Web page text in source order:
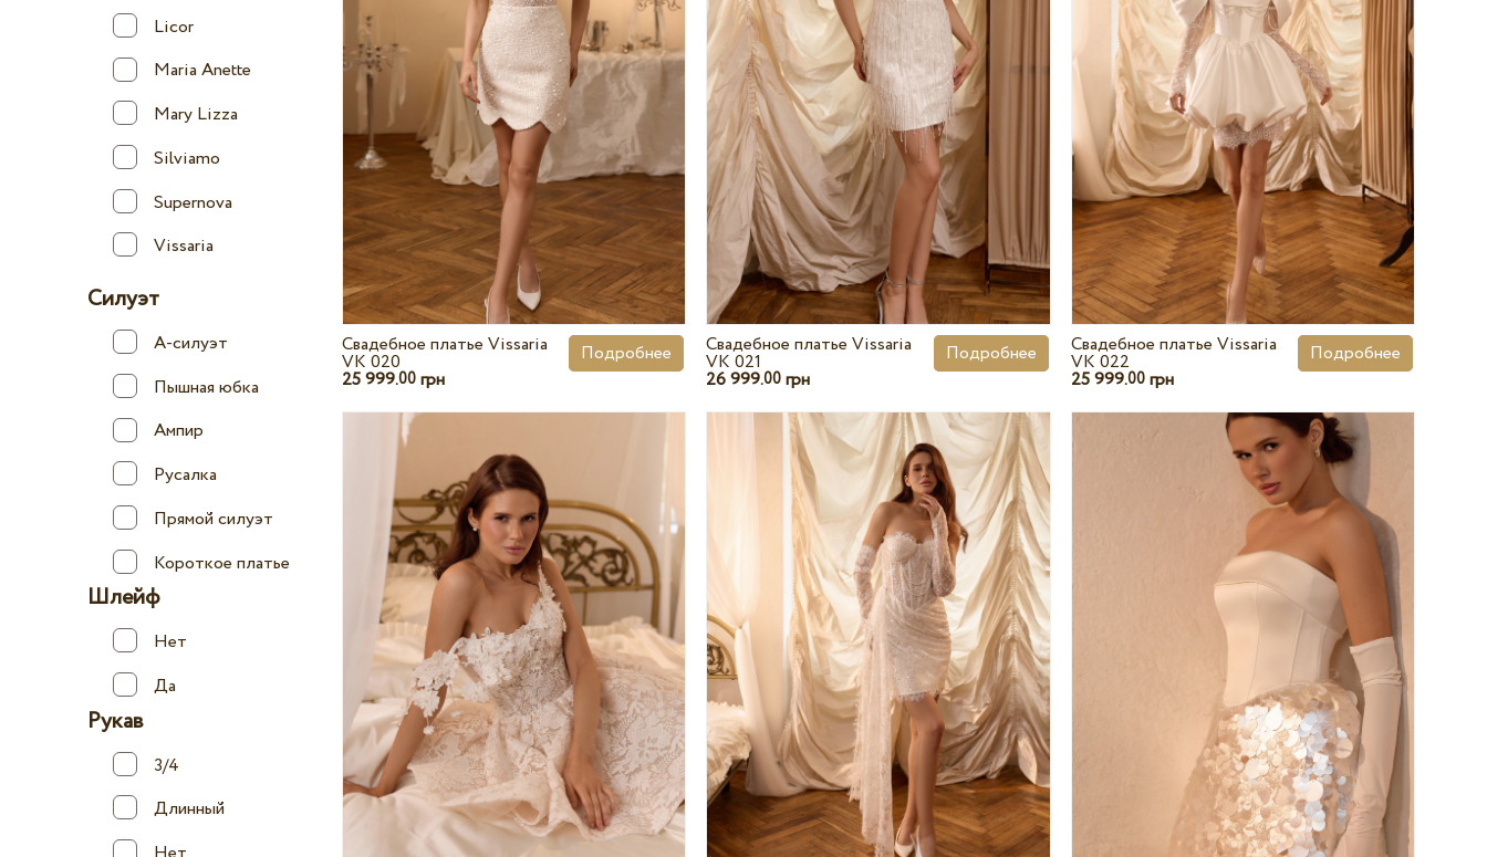
Licor
Maria Anette
Mary Lizza
Silviamo
Supernova
Vissaria
Силуэт
А-силуэт
Пышная юбка
Ампир
Русалка
Прямой силуэт
Короткое платье
Шлейф
Нет
Да
Рукав
3/4
Длинный
Свадебное платье Vissaria
VK 020
25 999.00 грн
Подробнее Свадебное платье Vissaria
VK 021
26 999.00 грн
Подробнее Свадебное платье Vissaria
VK 022
25 999.00грн
Подробнее